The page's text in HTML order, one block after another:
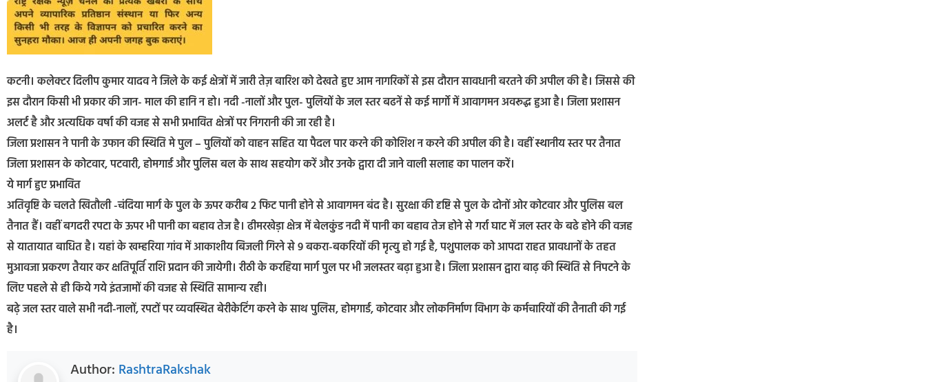
कटनी। कलेक्टर दिलीप कुमार यादव ने जिले के कई क्षेत्रों में जारी तेज़ बारिश को देखते हुए आम नागरिकों से इस दौरान सावधानी बरतने की अपील की है। जिससे की
इस दौरान किसी भी प्रकार की जान- माल की हानि न हो। नदी -नालों और पुल- पुलियों के जल स्तर बढनें से कई मार्गाे में आवागमन अवरूद्ध हुआ है। जिला प्रशासन
अलर्ट है और अत्यधिक वर्षा की वजह से सभी प्रभावित क्षेत्रों पर निगरानी की जा रही है।
जिला प्रशासन ने पानी के उफान की स्थिति मे पुल – पुलियों को वाहन सहित या पैदल पार करने की कोशिश न करने की अपील की है। वहीं स्थानीय स्तर पर तैनात
जिला प्रशासन के कोटवार, पटवारी, होमगार्ड और पुलिस बल के साथ सहयोग करें और उनके द्वारा दी जाने वाली सलाह का पालन करें।
ये मार्ग हुए प्रभावित
अतिवृष्टि के चलते खितौली -चंदिया मार्ग के पुल के ऊपर करीब 2 फिट पानी होने से आवागमन बंद है। सुरक्षा की दृष्टि से पुल के दोनों ओर कोटवार और पुलिस बल
तैनात हैं। वहीं बगदरी रपटा के ऊपर भी पानी का बहाव तेज है। ढीमरखेड़ा क्षेत्र में बेलकुंड नदी में पानी का बहाव तेज होने से गर्रा घाट में जल स्तर के बढे होने की वजह
से यातायात बाधित है। यहां के खम्हरिया गांव में आकाशीय बिजली गिरने से 9 बकरा-बकरियों की मृत्यु हो गई है, पशुपालक को आपदा राहत प्रावधानों के तहत
मुआवजा प्रकरण तैयार कर क्षतिपूर्ति राशि प्रदान की जायेगी। रीठी के करहिया मार्ग पुल पर भी जलस्तर बढ़ा हुआ है। जिला प्रशासन द्वारा बाढ़ की स्थिति से निपटने के
लिए पहले से ही किये गये इंतजामों की वजह से स्थिति सामान्य रही।
बढ़े जल स्तर वाले सभी नदी-नालों, रपटों पर व्यवस्थित बेरीकेटिंग करने के साथ पुलिस, होमगार्ड, कोटवार और लोकनिर्माण विभाग के कर्मचारियों की तैनाती की गई
है।
Author: RashtraRakshak